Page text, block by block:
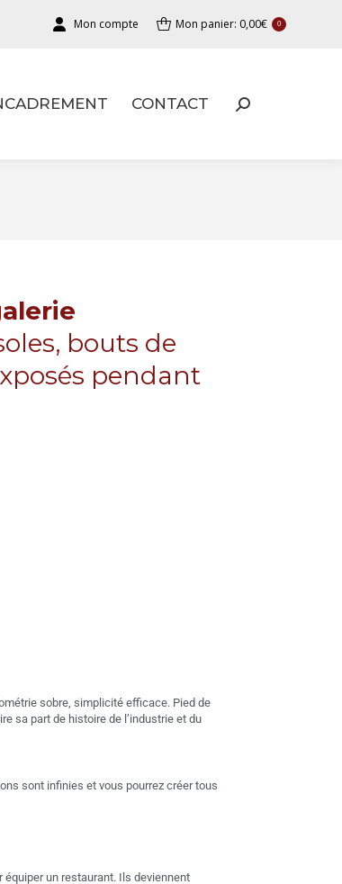
Mon compte Mon panier: 0,00€ 0
CONTACT
bouts de
pendant
sobre, simplicité efficace. Pied de
sa part de histoire de l’industrie et du
sont infinies et vous pourrez créer tous
un restaurant. Ils deviennent